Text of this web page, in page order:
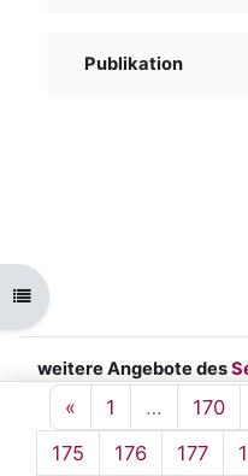
Kursindex öffnen
Publikation
« Vorherige Seite
1 … 170
175Seite 175
176Seite 176
177
weitere Angebote des
Impressum
Hochschule